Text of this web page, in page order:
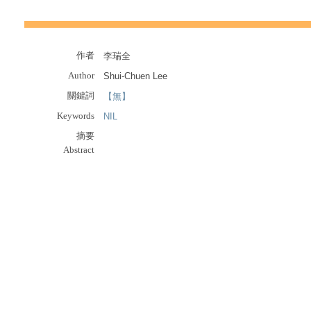
作者
李瑞全
Author
Shui-Chuen Lee
關鍵詞
【無】
Keywords
NIL
摘要
Abstract